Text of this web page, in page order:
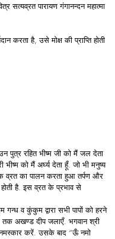
सत्यव्रत पारायण गंगानन्दन महात्मा
करता है, उसे मोक्ष की प्राप्ति होती
पुत्र रहित भीष्म जी को मैं जल देता
को मैं अर्घ्य देता हूँ. जो भी मनुष्य
व्रत का पालन करता हुआ तर्पण और
होती है. इस व्रत के प्रभाव से
व कुंकुम द्वारा सभी पापों को हरने
तक अखण्ड दीप जलाएँ. भगवान श्री
नमस्कार करें. उसके बाद “ऊँ नमो